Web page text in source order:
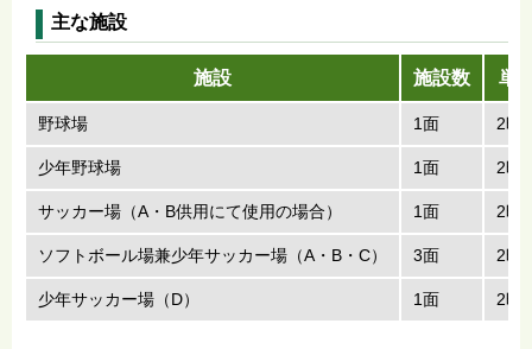
主な施設
施設 施設数 単
野球場 1面 2時
少年野球場 1面 2時
サッカー場（A・B供用にて使用の場合） 1面 2時
ソフトボール場兼少年サッカー場（A・B・C） 3面 2時
少年サッカー場（D） 1面 2時